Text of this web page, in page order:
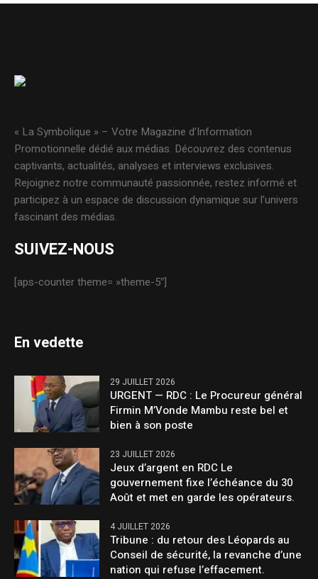
« La Symbolique » – Votre Magazine d’Information
Promotionnelle dédié aux médias. Découvrez des contenus
captivants, actualités, analyses et interviews exclusives.
Rejoignez notre communauté passionnée, restez informé et
participez à un espace de discussion dynamique sur l’univers
fascinant des médias.
SUIVEZ-NOUS
[aps-counter theme= »theme-5″]
En vedette
29 JUILLET 2026
URGENT — RDC : Le Procureur général
Firmin M’Vonde Mambu reste bel et
bien à son poste
23 JUILLET 2026
Jeux d’argent en RDC Le
gouvernement fixe l’échéance du 30
Août et met en garde les opérateurs.
4 JUILLET 2026
Tribune : du retour des Léopards au
Conseil de sécurité, la revanche d’une
nation qui refuse l’effacement.